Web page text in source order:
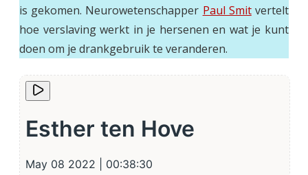
is gekomen. Neurowetenschapper Paul Smitvertelt
hoe verslaving werkt in je hersenen en wat je kunt
doen om je drankgebruik te veranderen.